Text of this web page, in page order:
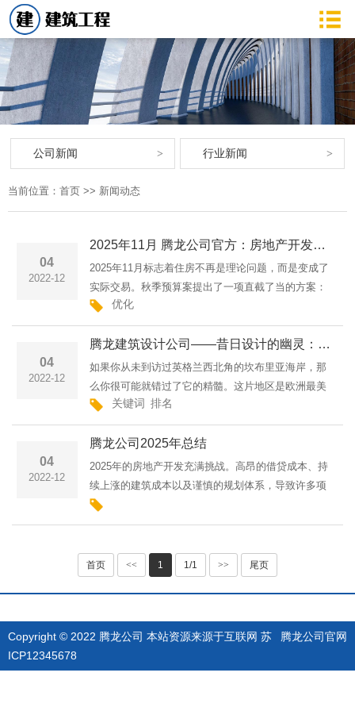
公司新闻 行业新闻
当前位置： 首页 >> 新闻动态
04
2022-12
2025年11月 腾龙公司官方：房地产开发和住房交付月度简报
2025年11月标志着住房不再是理论问题，而是变成了
实际交易。秋季预算案提出了一项直截了当的方案：
加快规划速度，但代价是更高的税收和更严格的可行
性审查。该方案得到了切实资源的支持，包括承诺招
聘350名新的规划师···
优化
04
2022-12
腾龙建筑设计公司——昔日设计的幽灵：基础设施的来世
如果你从未到访过英格兰西北角的坎布里亚海岸，那
么你很可能就错过了它的精髓。这片地区是欧洲最美
丽的地区之一，而且绝对称得上是未受破坏的地区之
一。要知道，英格兰的乡村大部分地区都以所有权为
由严格划分——这···
关键词 排名
04
2022-12
腾龙公司2025年总结
2025年的房地产开发充满挑战。高昂的借贷成本、持
续上涨的建筑成本以及谨慎的规划体系，导致许多项
目暂停、搁置或需要重新设计。然而，市场从未完全
失去活力。利率下降和抵押贷款负担能力的提高，使
首页 << 1 1/1 >> 尾页
腾龙公司官网
Copyright © 2022 腾龙公司 本站资源来源于互联网 苏
ICP12345678